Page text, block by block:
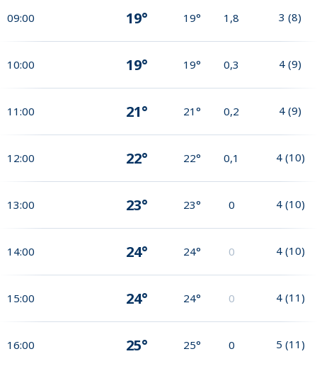
09:00 19° 19° 1,8 3 (8)
10:00 19° 19° 0,3 4 (9)
11:00 21° 21° 0,2 4 (9)
12:00 22° 22° 0,1 4 (10)
13:00 23° 23° 0 4 (10)
14:00 24° 24° 0 4 (10)
15:00 24° 24° 0 4 (11)
16:00 25° 25° 0 5 (11)